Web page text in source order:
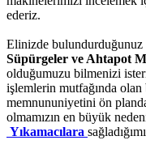
ederiz.
Elinizde bulundurduğunuz
Süpürgeler ve Ahtapot
olduğumuzu bilmenizi
işlemlerin mutfağında
memnununiyetini ön
olmamızın en büyük
Yıkamacılara